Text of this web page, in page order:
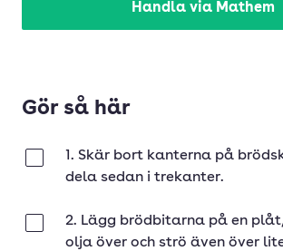
Handla via Mathem
Gör så här
1. Skär bort kanterna på
dela sedan i trekanter.
2. Lägg brödbitarna på en
olja över och strö även över